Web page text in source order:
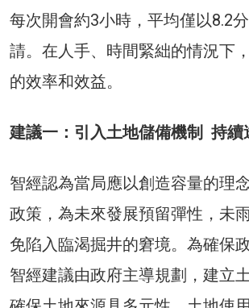
每次開會約3小時，平均僅以8.2
請。在人手、時間緊絀的情況下
的效率和效益。
建議一：引入土地儲備機制 持續
智經認為當局應以創造容量的理
政策，為未來發展預留彈性，未
免陷入臨渴掘井的窘境。為確保
智經建議由政府主導規劃，建立